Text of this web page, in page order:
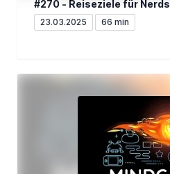
#270 - Reiseziele für Nerds
23.03.2025 66 min